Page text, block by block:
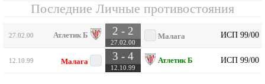
Последние Личные противостояния
27.02.00 Атлетик Б 2 - 2
27.02.00
Малага ИСП 99/00
12.10.99 Малага 3 - 4
12.10.99
Атлетик Б ИСП 99/00